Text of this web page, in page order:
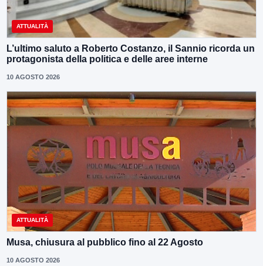
ATTUALITÀ
L’ultimo saluto a Roberto Costanzo, il Sannio ricorda un
protagonista della politica e delle aree interne
10 AGOSTO 2026
ATTUALITÀ
Musa, chiusura al pubblico fino al 22 Agosto
10 AGOSTO 2026